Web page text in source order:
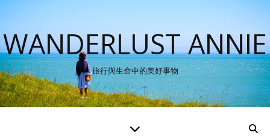
WANDERLUST ANNIE
旅行與生命中的美好事物